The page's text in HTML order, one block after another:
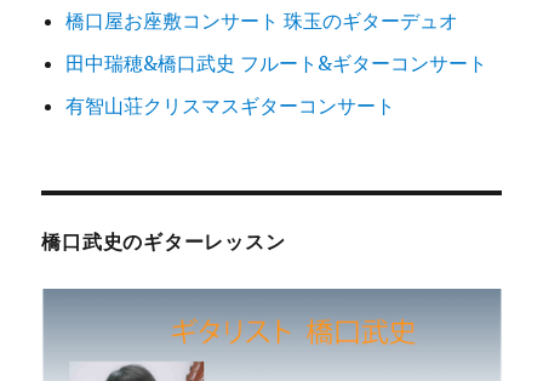
橋口屋お座敷コンサート 珠玉のギターデュオ
田中瑞穂&橋口武史 フルート&ギターコンサート
有智山荘クリスマスギターコンサート
橋口武史のギターレッスン